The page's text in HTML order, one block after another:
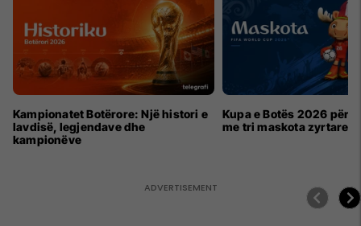
Kampionatet Botërore: Një histori e
lavdisë, legjendave dhe
kampionëve
Kupa e Botës 2026 për
me tri maskota zyrtare